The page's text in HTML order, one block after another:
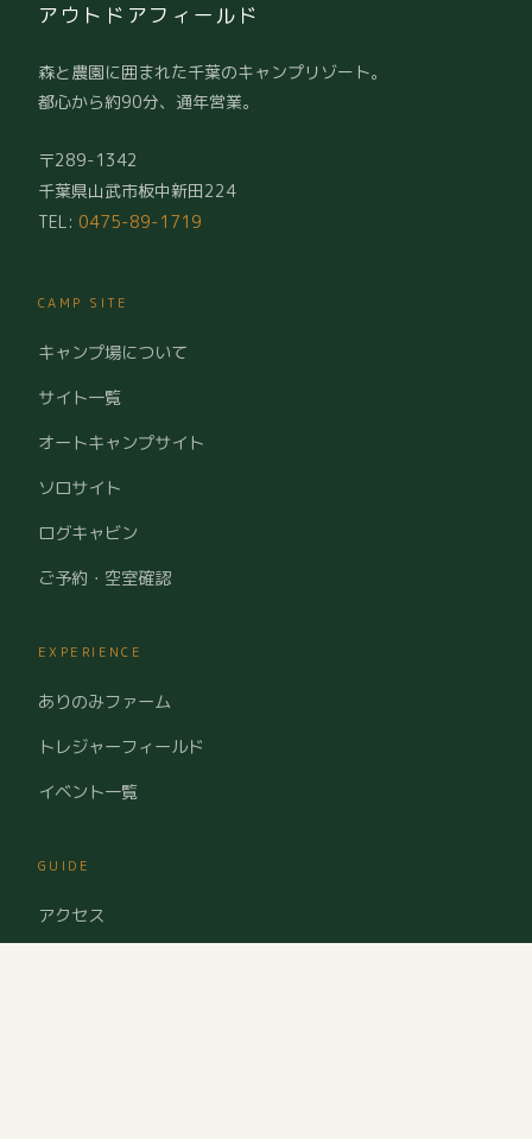
アウトドアフィールド
森と農園に囲まれた千葉のキャンプリゾート。
都心から約90分、通年営業。
〒289-1342
千葉県山武市板中新田224
TEL: 0475-89-1719
CAMP SITE
キャンプ場について
サイト一覧
オートキャンプサイト
ソロサイト
ログキャビン
ご予約・空室確認
EXPERIENCE
ありのみファーム
トレジャーフィールド
イベント一覧
GUIDE
アクセス